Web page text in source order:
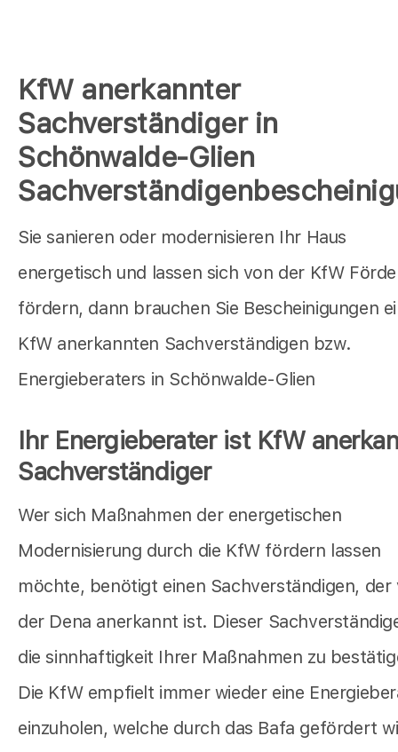
KfW anerkannter
Sachverständiger in
Schönwalde-Glien
Sie sanieren oder modernisieren Ihr Haus
energetisch und lassen sich von der KfW
fördern, dann brauchen Sie Bescheinigungen
KfW anerkannten Sachverständigen bzw.
Energieberaters in Schönwalde-Glien
Ihr Energieberater ist KfW
Sachverständiger
Wer sich Maßnahmen der energetischen
Modernisierung durch die KfW fördern lassen
möchte, benötigt einen Sachverständigen, der
der Dena anerkannt ist. Dieser
die sinnhaftigkeit Ihrer Maßnahmen zu
Die KfW empfielt immer wieder eine
einzuholen, welche durch das Bafa gefördert